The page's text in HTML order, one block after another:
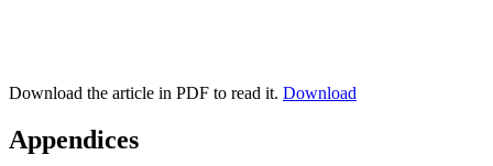
Download the article in PDF to read it. Download
Appendices